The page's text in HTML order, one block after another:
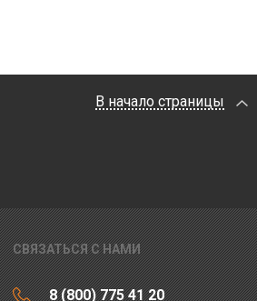
В начало страницы
СВЯЗАТЬСЯ С НАМИ
8 (800) 775 41 20